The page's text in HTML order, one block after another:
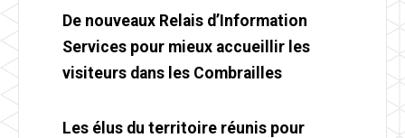
De nouveaux Relais d’Information
Services pour mieux accueillir les
visiteurs dans les Combrailles
Les élus du territoire réunis pour